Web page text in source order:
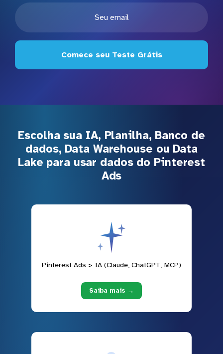
Comece seu Teste Grátis
Escolha sua IA, Planilha, Banco de
dados, Data Warehouse ou Data
Lake para usar dados do Pinterest
Ads
Pinterest Ads > IA (Claude, ChatGPT, MCP)
Saiba mais →